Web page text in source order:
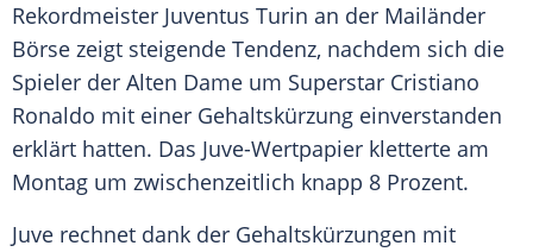
Rekordmeister Juventus Turin an der Mailänder
Börse zeigt steigende Tendenz, nachdem sich die
Spieler der Alten Dame um Superstar Cristiano
Ronaldo mit einer Gehaltskürzung einverstanden
erklärt hatten. Das Juve-Wertpapier kletterte am
Montag um zwischenzeitlich knapp 8 Prozent.
Juve rechnet dank der Gehaltskürzungen mit